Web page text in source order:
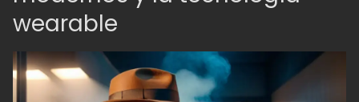
wearable